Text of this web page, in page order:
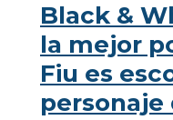
Black &
la mejor
Fiu es
personaje